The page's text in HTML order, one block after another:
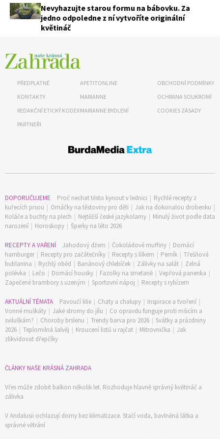
Nevyhazujte starou formu na bábovku. Za
jedno odpoledne z ní vytvoříte originální
květináč
PŘEDPLATNÉ
KONTAKTY
REDAKČNÍ ETICKÝ KODEX
PARTNEŘI
APETITONLINE
MARIANNE
MARIANNE BYDLENÍ
OBCHODNÍ PODMÍNKY
OCHRANA SOUKROMÍ
COOKIES ZÁSADY
DOPORUČUJEME Proč nechat těsto kynout v lednici | Rychlé recepty z
kuřecích prsou | Omáčky na těstoviny pro děti | Jak na dokonalou drobenku |
Koláče a buchty na plech | Nejtěžší české jazykolamy | Minulý život podle data
narození | Horoskopy | Šperky na léto 2026
RECEPTY A VAŘENÍ Jahodový džem | Čokoládové muffiny | Domácí
hamburger | Recepty pro začátečníky | Recepty s lilkem | Perník | Třešňová
bublanina | Rychlý oběd | Banánový chlebíček | Zálivky na salát | Zelná
polévka | Lečo | Domácí housky | Fazolky na smetaně | Vepřová panenka |
Zapečené brambory s uzeným | Sportovní nápoj | Recepty s rybízem
AKTUÁLNÍ TÉMATA Pavoučí lilie | Chaty a chalupy | Inspirace a tvoření |
Vonné muškáty | Jaké stromy do jílu | Co opravdu funguje proti mšicím a
sviluškám? | Choroby brslenu | Trendy barva pro 2026 | Svátky a prázdniny
2026 | Teplomilná šalvěj | Kroucení listů u rajčat | Mitrovnička | Jak
zlikvidovat dřepčíky
ČLÁNKY NAŠE KRÁSNÁ ZAHRADA
Vřes může zdobit balkon několik let. Rozhoduje hlavně správný květináč a
zálivka
V Andalusii ochlazují domy bez klimatizace. Stačí voda, bavlněná látka a
správné větrání